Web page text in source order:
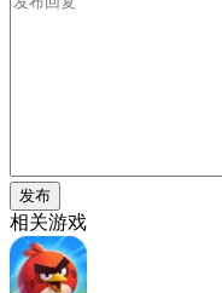
发布
相关游戏